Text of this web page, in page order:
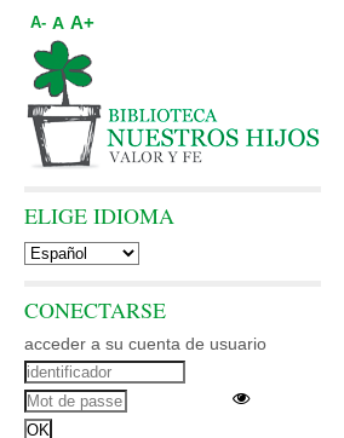
A- A A+
ELIGE IDIOMA
CONECTARSE
acceder a su cuenta de usuario